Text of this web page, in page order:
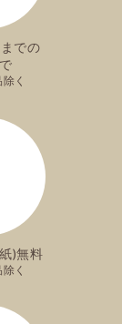
での
く
)無料
く